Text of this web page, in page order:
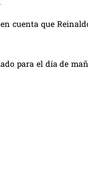
cuenta que
para el día de